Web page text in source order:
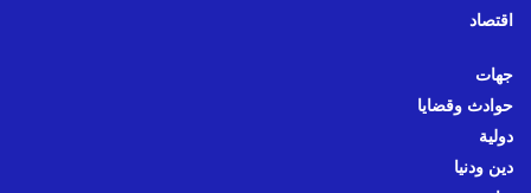
اقتصاد
جهات
حوادث وقضايا
دولية
دين ودنيا